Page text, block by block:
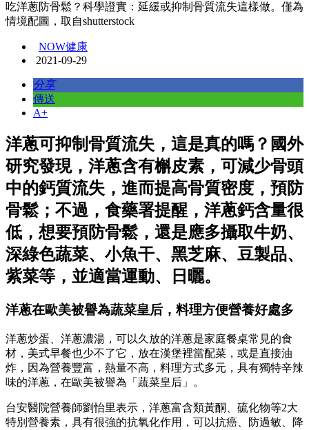
吃洋蔥防骨鬆？科學證實：延緩或抑制骨質流失這樣做。僅為
情境配圖，取自shutterstock
NOW健康
2021-09-29
分享
傳送
A+
洋蔥可抑制骨質流失，這是真的嗎？國外
研究發現，洋蔥含有槲皮素，可減少骨頭
中的鈣質流失，進而提高骨質密度，預防
骨鬆；不過，食藥署提醒，洋蔥鈣含量很
低，想要預防骨鬆，還是應多攝取牛奶、
深綠色蔬菜、小魚干、黑芝麻、豆製品、
紫菜等，並適當運動、日曬。
洋蔥在歐美被譽為蔬菜皇后，料理方便營養好處多
洋蔥炒蛋、洋蔥濃湯，可以久放的洋蔥是家庭餐桌常見的食
材，美式早餐也少不了它，放在漢堡裡當配菜，或是直接油
炸，因為營養豐富，熱量不高，料理方式多元，具有獨特辛辣
味的洋蔥，在歐美被譽為「蔬菜皇后」。
台安醫院營養師劉怡里表示，洋蔥富含類黃酮、硫化物等2大
特別營養素，具有很強的抗氧化作用，可以抗癌、防過敏、降